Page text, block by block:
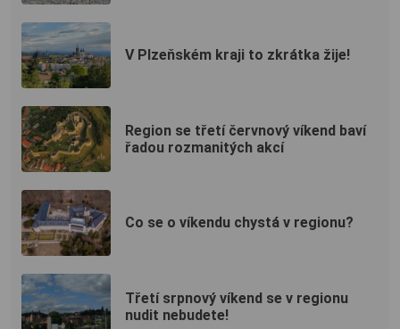
V Plzeňském kraji to zkrátka žije!
Region se třetí červnový víkend baví
řadou rozmanitých akcí
Co se o víkendu chystá v regionu?
Třetí srpnový víkend se v regionu
nudit nebudete!